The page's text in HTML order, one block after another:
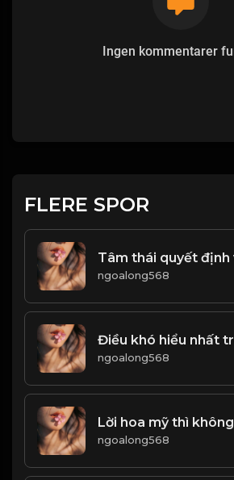
Ingen kommentarer
FLERE SPOR
ngoalong568
ngoalong568
ngoalong568